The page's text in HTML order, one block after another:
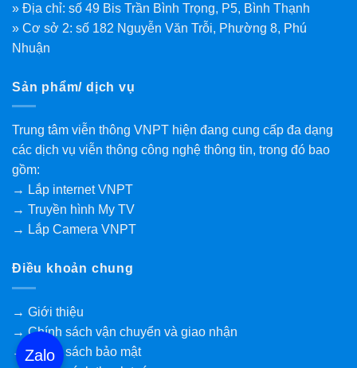
» Địa chỉ: số 49 Bis Trần Bình Trọng, P5, Bình Thạnh
» Cơ sở 2: số 182 Nguyễn Văn Trỗi, Phường 8, Phú
Nhuận
Sản phẩm/ dịch vụ
Trung tâm viễn thông VNPT hiện đang cung cấp đa dạng
các dịch vụ viễn thông công nghệ thông tin, trong đó bao
gồm:
→ Lắp internet VNPT
→ Truyền hình My TV
→ Lắp Camera VNPT
Điều khoản chung
→ Giới thiệu
→ Chính sách vận chuyển và giao nhận
→ Chính sách bảo mật
Zalo